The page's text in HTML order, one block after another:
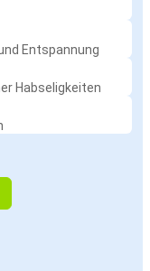
Entspannung
Habseligkeiten